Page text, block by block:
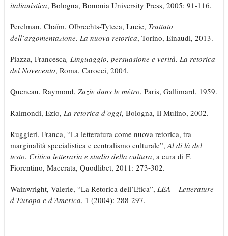
italianistica, Bologna, Bononia University Press, 2005: 91-116.
Perelman, Chaïm, Olbrechts-Tyteca, Lucie, Trattato
dell’argomentazione. La nuova retorica, Torino, Einaudi, 2013.
Piazza, Francesca, Linguaggio, persuasione e verità. La retorica
del Novecento, Roma, Carocci, 2004.
Queneau, Raymond, Zazie dans le métro, Paris, Gallimard, 1959.
Raimondi, Ezio, La retorica d’oggi, Bologna, Il Mulino, 2002.
Ruggieri, Franca, “La letteratura come nuova retorica, tra
marginalità specialistica e centralismo culturale”,Al di là del
testo. Critica letteraria e studio della cultura, a cura di F.
Fiorentino, Macerata, Quodlibet, 2011: 273-302.
Wainwright, Valerie, “La Retorica dell’Etica”, LEA – Letterature
d’Europa e d’America, 1 (2004): 288-297.